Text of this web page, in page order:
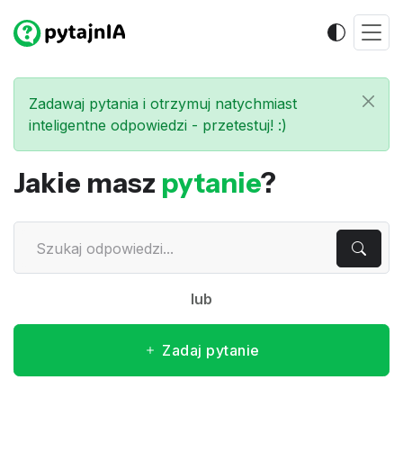
Zadawaj pytania i otrzymuj natychmiast
inteligentne odpowiedzi - przetestuj! :)
Jakie masz pytanie?
lub
Zadaj pytanie